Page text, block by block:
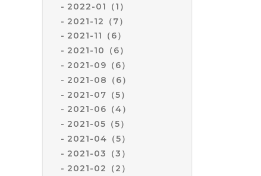
2022-01（1）
2021-12（7）
2021-11（6）
2021-10（6）
2021-09（6）
2021-08（6）
2021-07（5）
2021-06（4）
2021-05（5）
2021-04（5）
2021-03（3）
2021-02（2）